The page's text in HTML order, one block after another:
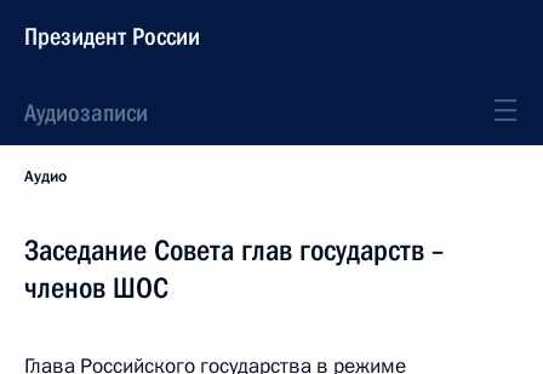
Президент России
Аудиозаписи
Аудио
Заседание Совета глав государств –
членов ШОС
Глава Российского государства в режиме